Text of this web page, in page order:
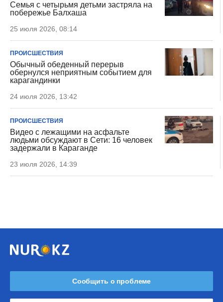
Семья с четырьмя детьми застряла на
побережье Балхаша
25 июля 2026, 08:14
ПРОИСШЕСТВИЯ
Обычный обеденный перерыв
обернулся неприятным событием для
карагандинки
24 июля 2026, 13:42
ПРОИСШЕСТВИЯ
Видео с лежащими на асфальте
людьми обсуждают в Сети: 16 человек
задержали в Караганде
23 июля 2026, 14:39
Сообщить о проблеме